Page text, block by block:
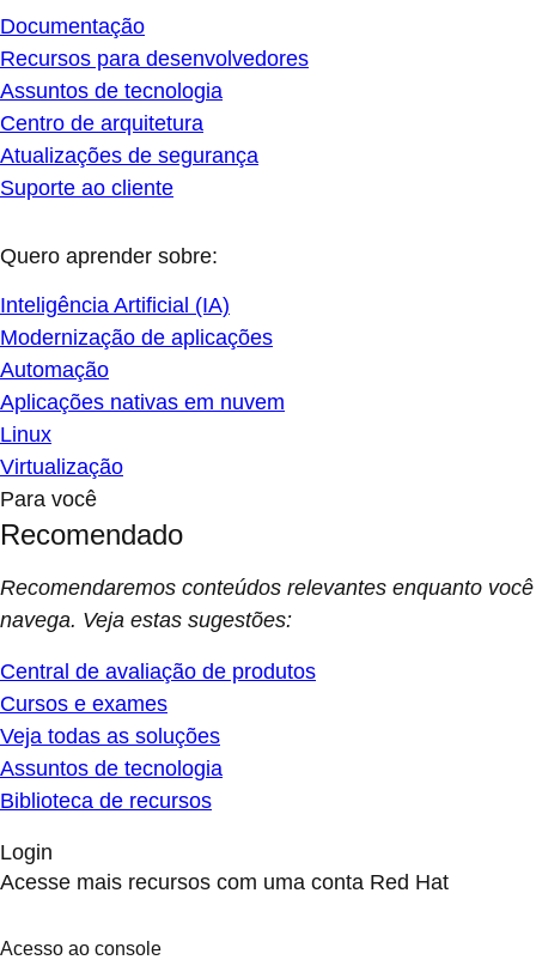
Documentação
Recursos para desenvolvedores
Assuntos de tecnologia
Centro de arquitetura
Atualizações de segurança
Suporte ao cliente
Quero aprender sobre:
Inteligência Artificial (IA)
Modernização de aplicações
Automação
Aplicações nativas em nuvem
Linux
Virtualização
Para você
Recomendado
Recomendaremos conteúdos relevantes enquanto você
navega. Veja estas sugestões:
Central de avaliação de produtos
Cursos e exames
Veja todas as soluções
Assuntos de tecnologia
Biblioteca de recursos
Login
Acesse mais recursos com uma conta Red Hat
Acesso ao console